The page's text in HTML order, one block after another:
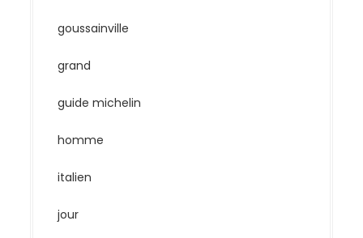
goussainville
grand
guide michelin
homme
italien
jour